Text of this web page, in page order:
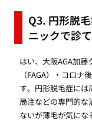
Q3. 円形脱
ニックで診
はい、大阪AGA加
（FAGA）・コロ
す。円形脱毛症には
局注などの専門的な
ないが薄毛が気にな